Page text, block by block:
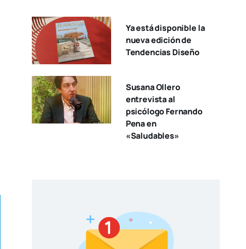
Ya está disponible la
nueva edición de
Tendencias Diseño
Susana Ollero
entrevista al
psicólogo Fernando
Pena en
«Saludables»